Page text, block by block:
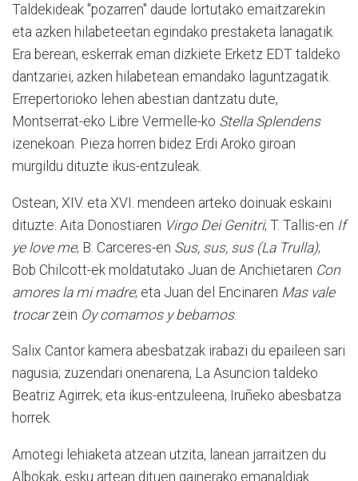
Taldekideak "pozarren" daude lortutako emaitzarekin
eta azken hilabeteetan egindako prestaketa lanagatik.
Era berean, eskerrak eman dizkiete Erketz EDT taldeko
dantzariei, azken hilabetean emandako laguntzagatik.
Errepertorioko lehen abestian dantzatu dute,
Montserrat-eko Libre Vermelle-ko Stella Splendens
izenekoan. Pieza horren bidez Erdi Aroko giroan
murgildu dituzte ikus-entzuleak.
Ostean, XIV. eta XVI. mendeen arteko doinuak eskaini
dituzte: Aita Donostiaren Virgo Dei Genitri; T. Tallis-en If
ye love me; B. Carceres-en Sus, sus, sus (La Trulla);
Bob Chilcott-ek moldatutako Juan de Anchietaren Con
amores la mi madre; eta Juan del Encinaren Mas vale
trocarzein Oy comamos y bebamos.
Salix Cantor kamera abesbatzak irabazi du epaileen sari
nagusia; zuzendari onenarena, La Asuncion taldeko
Beatriz Agirrek; eta ikus-entzuleena, Iruñeko abesbatza
horrek.
Arnotegi lehiaketa atzean utzita, lanean jarraitzen du
Albokak, esku artean dituen gainerako emanaldiak